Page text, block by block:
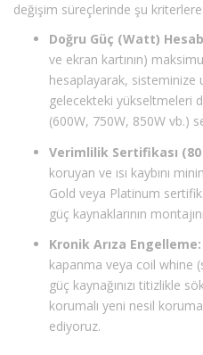
değişim süreçlerinde şu
Doğru Güç (Watt)
ve ekran kartının)
hesaplayarak, sisteminize
gelecekteki yükseltmeleri
(600W, 750W, 850W vb.)
Verimlilik Sertifikası (80
koruyan ve ısı kaybını
Gold veya Platinum
güç kaynaklarının
Kronik Arıza Engelleme:
kapanma veya coil whine
güç kaynağınızı titizlikle
korumalı yeni nesil
ediyoruz.